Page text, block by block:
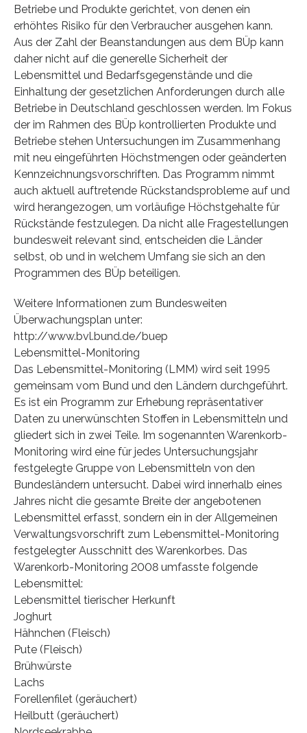
Betriebe und Produkte gerichtet, von denen ein
erhöhtes Risiko für den Verbraucher ausgehen kann.
Aus der Zahl der Beanstandungen aus dem BÜp kann
daher nicht auf die generelle Sicherheit der
Lebensmittel und Bedarfsgegenstände und die
Einhaltung der gesetzlichen Anforderungen durch alle
Betriebe in Deutschland geschlossen werden. Im Fokus
der im Rahmen des BÜp kontrollierten Produkte und
Betriebe stehen Untersuchungen im Zusammenhang
mit neu eingeführten Höchstmengen oder geänderten
Kennzeichnungsvorschriften. Das Programm nimmt
auch aktuell auftretende Rückstandsprobleme auf und
wird herangezogen, um vorläufige Höchstgehalte für
Rückstände festzulegen. Da nicht alle Fragestellungen
bundesweit relevant sind, entscheiden die Länder
selbst, ob und in welchem Umfang sie sich an den
Programmen des BÜp beteiligen.
Weitere Informationen zum Bundesweiten
Überwachungsplan unter:
http://www.bvl.bund.de/buep
Lebensmittel-Monitoring
Das Lebensmittel-Monitoring (LMM) wird seit 1995
gemeinsam vom Bund und den Ländern durchgeführt.
Es ist ein Programm zur Erhebung repräsentativer
Daten zu unerwünschten Stoffen in Lebensmitteln und
gliedert sich in zwei Teile. Im sogenannten Warenkorb-
Monitoring wird eine für jedes Untersuchungsjahr
festgelegte Gruppe von Lebensmitteln von den
Bundesländern untersucht. Dabei wird innerhalb eines
Jahres nicht die gesamte Breite der angebotenen
Lebensmittel erfasst, sondern ein in der Allgemeinen
Verwaltungsvorschrift zum Lebensmittel-Monitoring
festgelegter Ausschnitt des Warenkorbes. Das
Warenkorb-Monitoring 2008 umfasste folgende
Lebensmittel:
Lebensmittel tierischer Herkunft
Joghurt
Hähnchen (Fleisch)
Pute (Fleisch)
Brühwürste
Lachs
Forellenfilet (geräuchert)
Heilbutt (geräuchert)